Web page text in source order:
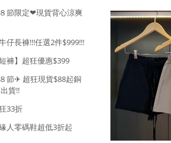
節限定❤︎現貨背心涼爽
仔長褲!!!任選2件$999!!!
短褲】超狂優惠$399
節✈︎ 超狂現貨$88起銅
貨!!
33折
人零碼鞋超低3折起